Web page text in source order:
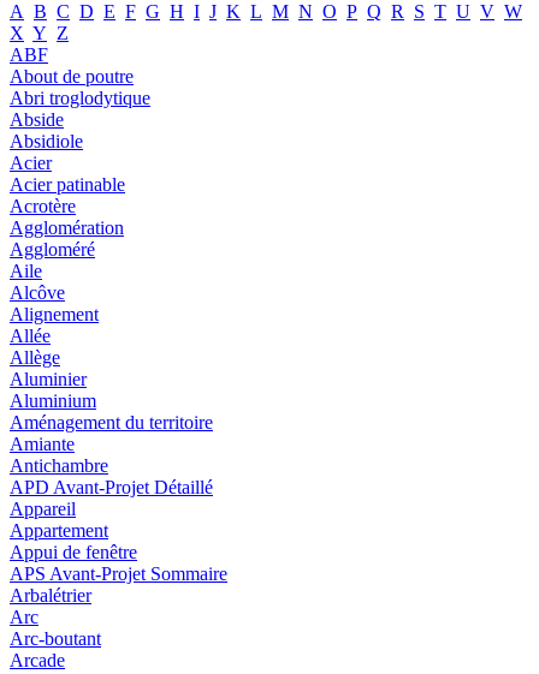
A B C D E F G H I J K L M N O P Q R S T U V W
X Y Z
ABF
About de poutre
Abri troglodytique
Abside
Absidiole
Acier
Acier patinable
Acrotère
Agglomération
Aggloméré
Aile
Alcôve
Alignement
Allée
Allège
Aluminier
Aluminium
Aménagement du territoire
Amiante
Antichambre
APD Avant-Projet Détaillé
Appareil
Appartement
Appui de fenêtre
APS Avant-Projet Sommaire
Arbalétrier
Arc
Arc-boutant
Arcade